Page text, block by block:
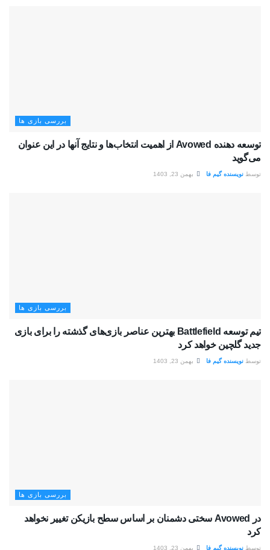
بررسی بازی ها
توسعه دهنده Avowed از اهمیت انتخاب‌ها و نتایج آنها در این عنوان
می‌گوید
توسط نویسنده گیم فا بهمن 23, 1403
بررسی بازی ها
تیم توسعه Battlefield بهترین عناصر بازی‌های گذشته را برای بازی
جدید گلچین خواهد کرد
توسط نویسنده گیم فا بهمن 23, 1403
بررسی بازی ها
در Avowed سختی دشمنان بر اساس سطح بازیکن تغییر نخواهد
کرد
توسط نویسنده گیم فا بهمن 23, 1403